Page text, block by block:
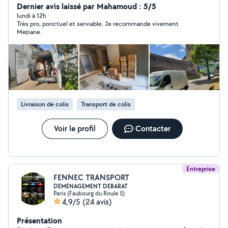
Dernier avis laissé par Mahamoud : 5/5
lundi à 12h
Très pro, ponctuel et serviable. Je recommande vivement
Meziane.
Livraison de colis Transport de colis
Voir le profil Contacter
Entreprise
FENNEC TRANSPORT
DEMENAGEMENT DEBARAT
Paris (Faubourg du Roule 5)
4,9/5 (24 avis)
Présentation